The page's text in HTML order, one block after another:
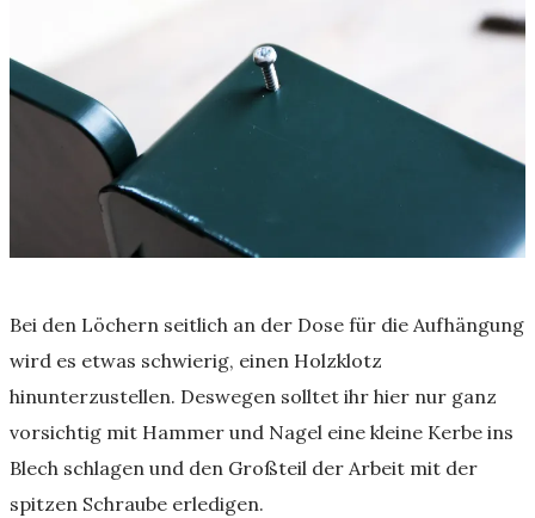
Bei den Löchern seitlich an der Dose für die Aufhängung
wird es etwas schwierig, einen Holzklotz
hinunterzustellen. Deswegen solltet ihr hier nur ganz
vorsichtig mit Hammer und Nagel eine kleine Kerbe ins
Blech schlagen und den Großteil der Arbeit mit der
spitzen Schraube erledigen.